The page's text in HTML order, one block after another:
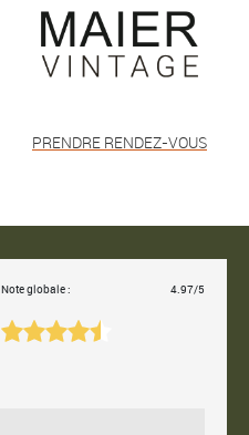
PRENDRE RENDEZ-VOUS
Note globale : 4.97/5